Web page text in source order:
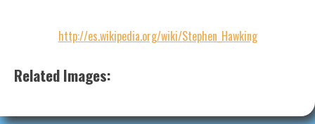
http://es.wikipedia.org/wiki/Stephen_Hawking
Related Images: